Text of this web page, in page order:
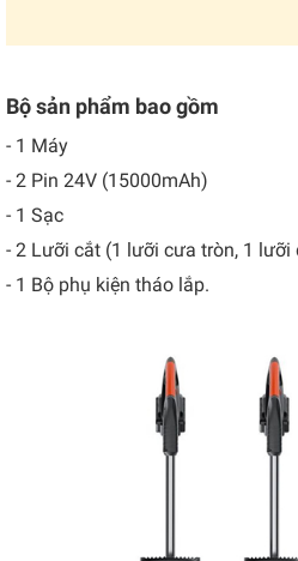
Bộ sản phẩm bao gồm
- 1 Máy
- 2 Pin 24V (15000mAh)
- 1 Sạc
- 2 Lưỡi cắt (1 lưỡi cưa tròn, 1 lưỡi
- 1 Bộ phụ kiện tháo lắp.